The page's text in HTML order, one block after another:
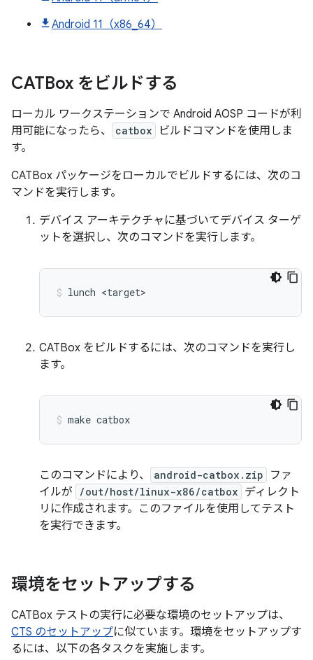
Android 11（x86_64）
CATBox をビルドする
ローカル ワークステーションで Android AOSP コードが利
用可能になったら、
catbox
ビルドコマンドを使用しま
す。
CATBox パッケージをローカルでビルドするには、次のコ
マンドを実行します。
デバイス アーキテクチャに基づいてデバイス ターゲ
ットを選択し、次のコマンドを実行します。
lunch <target>
CATBox をビルドするには、次のコマンドを実行し
ます。
make catbox
このコマンドにより、 android-catbox.zip
ファ
イルが
/out/host/linux-x86/catbox ディレクト
リに作成されます。このファイルを使用してテスト
を実行できます。
環境をセットアップする
CATBox テストの実行に必要な環境のセットアップは、
CTS のセットアップに似ています。環境をセットアップす
るには、以下の各タスクを実施します。